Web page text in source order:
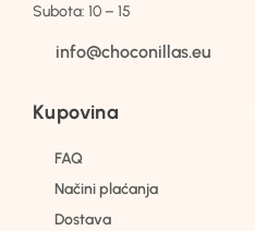
Subota: 10 – 15
info@choconillas.eu
Kupovina
FAQ
Načini plaćanja
Dostava